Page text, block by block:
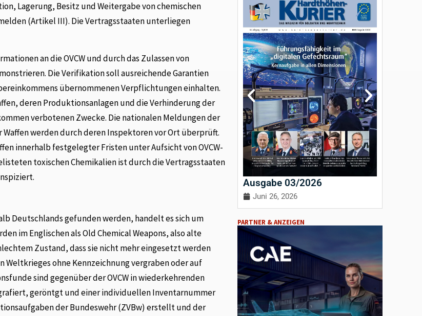
Lagerung, Besitz und Weitergabe von chemischen
(Artikel III). Die Vertragsstaaten unterliegen
an die OVCW und durch das Zulassen von
Die Verifikation soll ausreichende Garantien
übernommenen Verpflichtungen einhalten.
deren Produktionsanlagen und die Verhinderung der
verbotenen Zwecke. Die nationalen Meldungen der
werden durch deren Inspektoren vor Ort überprüft.
innerhalb festgelegter Fristen unter Aufsicht von OVCW-
toxischen Chemikalien ist durch die Vertragsstaaten
Deutschlands gefunden werden, handelt es sich um
im Englischen als Old Chemical Weapons, also alte
Zustand, dass sie nicht mehr eingesetzt werden
Weltkrieges ohne Kennzeichnung vergraben oder auf
sind gegenüber der OVCW in wiederkehrenden
geröntgt und einer individuellen Inventarnummer
der Bundeswehr (ZVBw) erstellt und der
Ausgabe 03/2026
Juni 26, 2026
PARTNER & ANZEIGEN